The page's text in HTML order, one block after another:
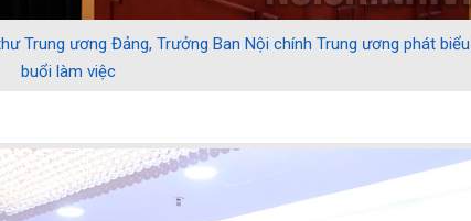
Trung ương Đảng, Trưởng Ban Nội chính Trung ương phát
buổi làm việc